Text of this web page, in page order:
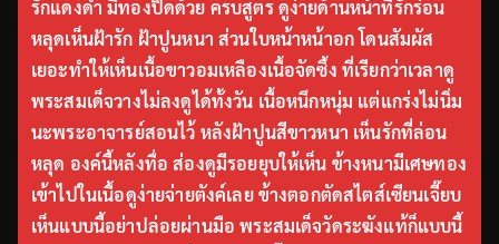
รักแดงดำ มีทองปิดด้วย ครบสูตร ดูง่ายด้านหน้าที่รักร่อน
หลุดเห็นฝ้ารัก ฝ้าปูนหนา ส่วนใบหน้าหน้าอก โดนสัมผัส
เยอะทำให้เห็นเนื้อขาวอมเหลืองเนื้อจัดซึ้ง ที่เรียกว่าเวลาดู
พระสมเด็จวางไม่ลงดูได้ทั้งวัน เนื้อหนึกหนุ่ม แต่แกร่งไม่นิ่ม
นะพระอาจารย์สอนไว้ หลังฝ้าปูนสีขาวหนา เห็นรักที่ล่อน
หลุด องค์นี้หลังทื่อ ส่องดูมีรอยยุบให้เห็น ข้างหนามีเศษทอง
เข้าไปในเนื้อดูง่ายจ่ายตังค์เลย ข้างตอกตัดสไตส์เซียนเจี๊ยบ
เห็นแบบนี้อย่าปล่อยผ่านมือ พระสมเด็จวัดระฆังแท้ก็แบบนี้